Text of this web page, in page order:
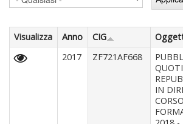
Visualizza Anno CIG
2017
ZF721AF668
IN